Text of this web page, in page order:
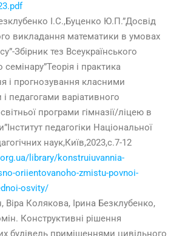
І.С.,Буценко Ю.П.”Досвід
викладання математики в умовах
Збірник тез Всеукраїнського
і практика
і прогнозування класними
педагогами варіативного
програми гімназії/ліцею в
педагогіки Національної
наук,Київ,2023,с.7-12
library/konstruiuvannia-
oriientovanoho-zmistu-povnoi-
osvity/
Віра Колякова, Ірина Безклубенко,
Конструктивні рішення